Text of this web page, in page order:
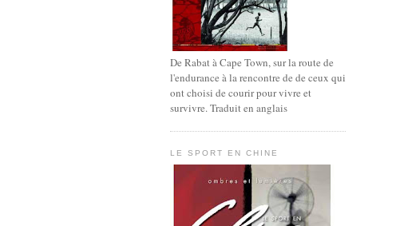
De Rabat à Cape Town, sur la route de
l'endurance à la rencontre de de ceux qui
ont choisi de courir pour vivre et
survivre. Traduit en anglais
LE SPORT EN CHINE